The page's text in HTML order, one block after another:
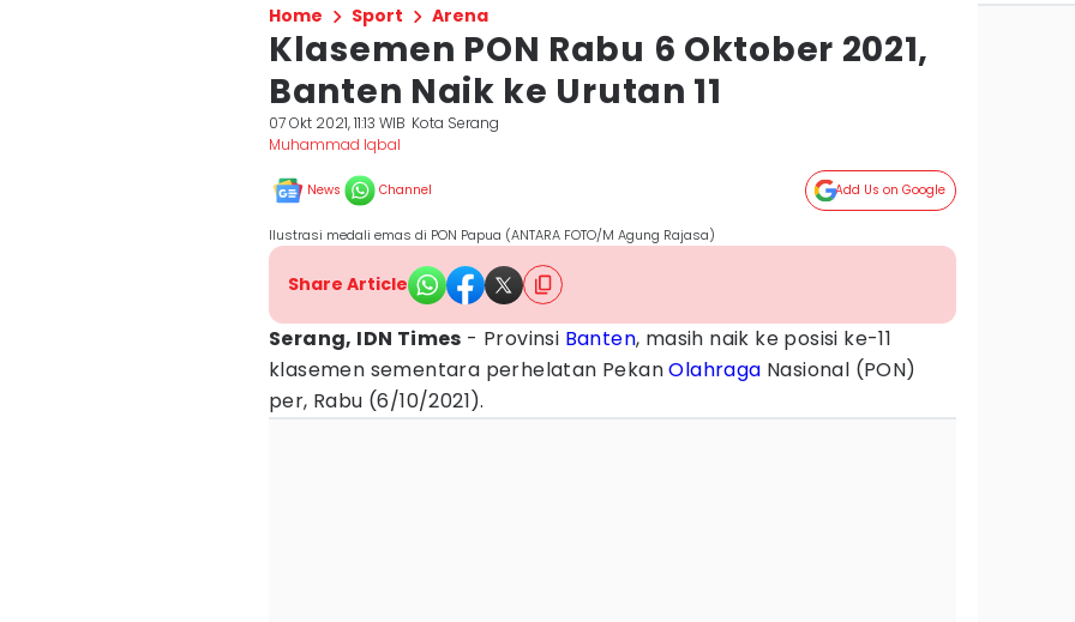
Home Sport Arena
Klasemen PON Rabu 6 Oktober 2021,
Banten Naik ke Urutan 11
07 Okt 2021, 11:13 WIB Kota Serang
Muhammad Iqbal
News Channel Add Us on Google
Ilustrasi medali emas di PON Papua (ANTARA FOTO/M Agung Rajasa)
Share Article
Serang, IDN Times - Provinsi Banten, masih naik ke posisi ke-11
klasemen sementara perhelatan PekanOlahraga Nasional (PON)
per, Rabu (6/10/2021).